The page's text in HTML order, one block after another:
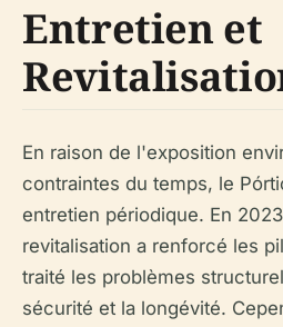
Entretien et
En raison de l'exposition
contraintes du temps, le
entretien périodique. En
revitalisation a renforcé les
traité les problèmes
sécurité et la longévité.